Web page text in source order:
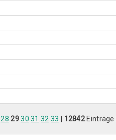
28 29 30 31 32 33 12842Einträge |